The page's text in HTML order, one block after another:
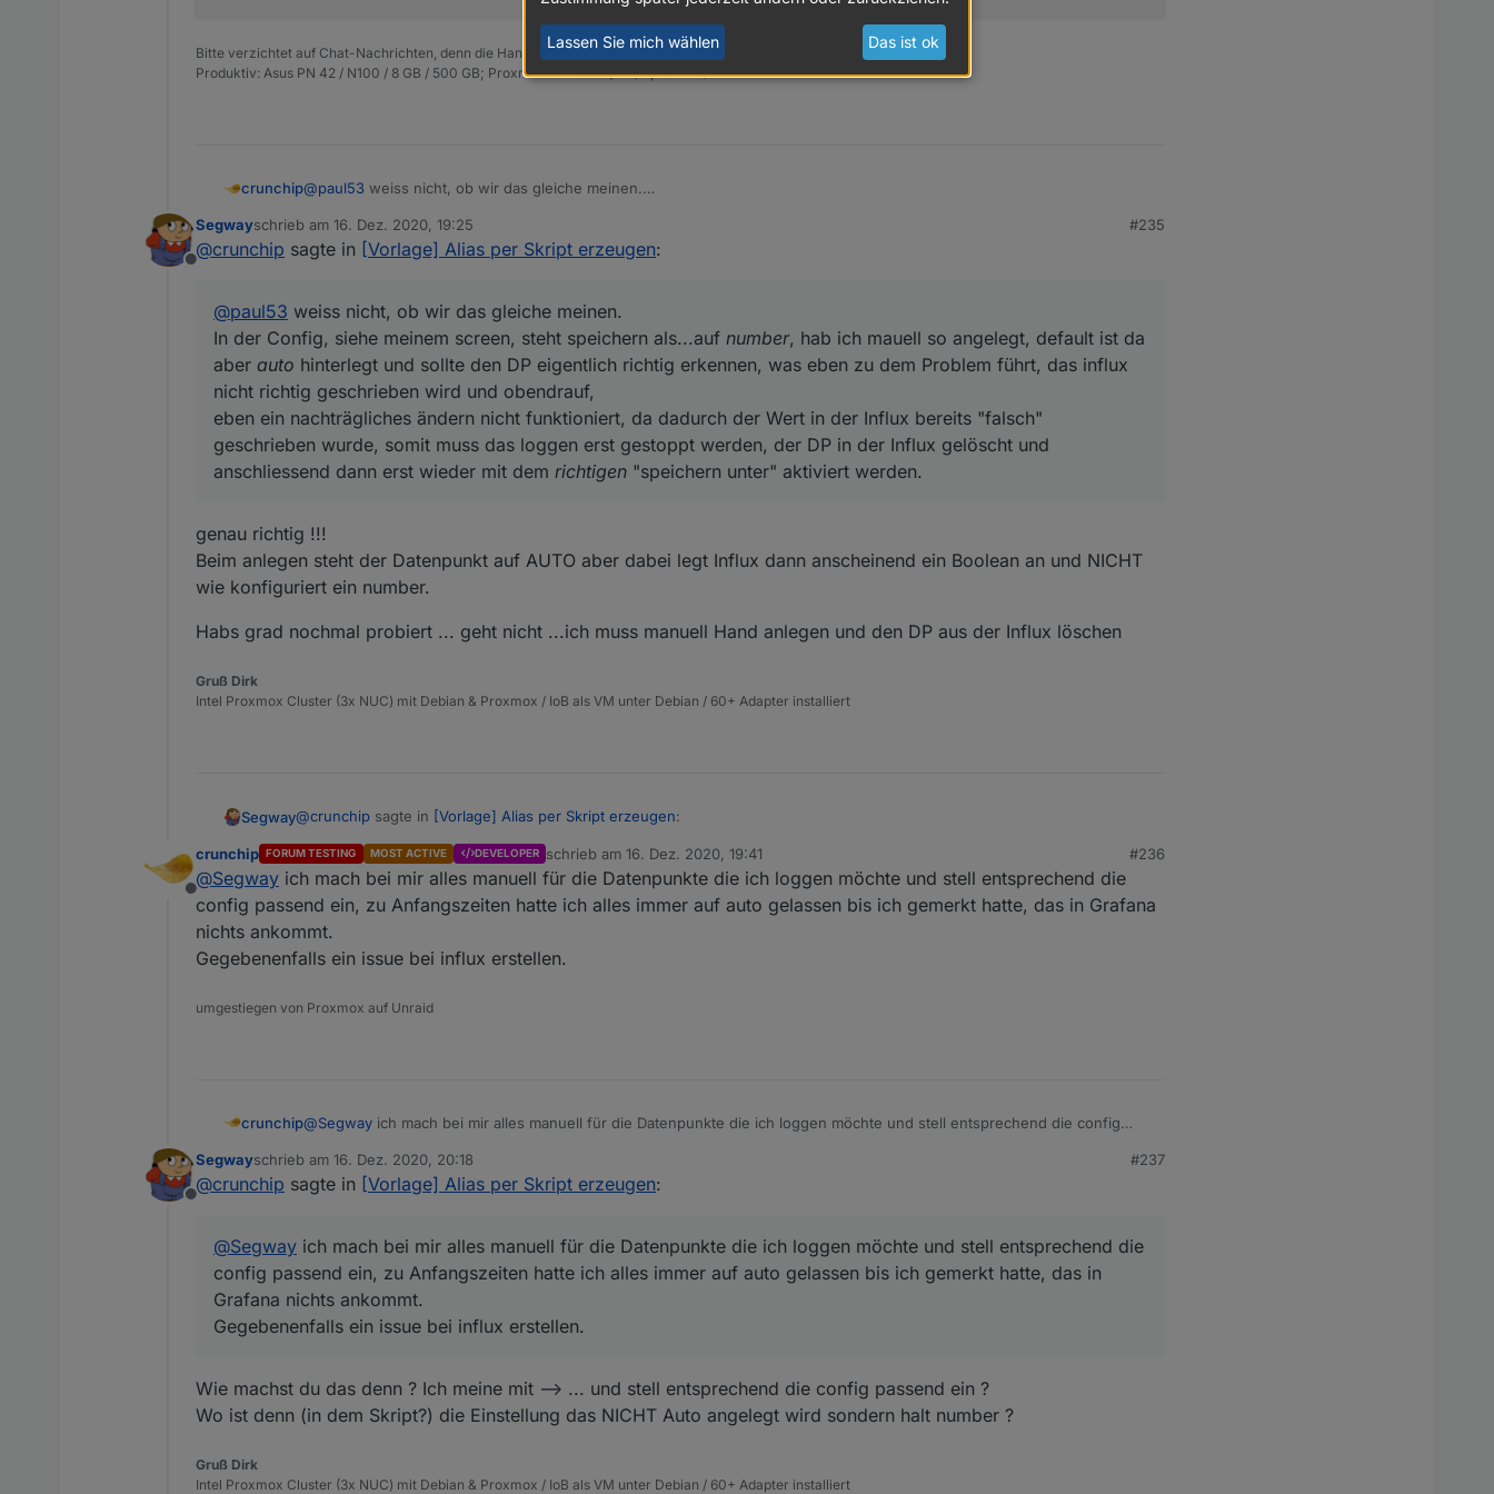
  "native": {
    "UNIT": "Wh",
    "OPERATIONS": 5,
    "FLAGS": 1,
    "DEFAULT": 0
  "user": "system.user.admin",
  "ts": 123123123,
  "_id": "hm-rpc.0.blabla.ENERGY_COUNTER",
  "acl": {
    "object": 1636,
    "owner": "system.user.admin",
    "ownerGroup": "system.group.administrator",
    "state": 1636
Bitte verzichtet auf Chat-Nachrichten, denn die Handhabung ist grauenhaft !
Produktiv: Asus PN 42 / N100 / 8 GB / 500 GB; Proxmox mit 2 VM (iob / openCCU)
crunchip@paul53 weiss nicht, ob wir das gleiche meinen.
hinterlegt und sollte den DP eigentlich richtig erkennen, was eben zu dem Problem führt, das influx nicht richtig
geschrieben wird und obendrauf,
richtigen"speichern unter" aktiviert werden.
Offline
Segwayschrieb am 16. Dez. 2020, 19:25
zuletzt editiert von
#235
@crunchip sagte in [Vorlage] Alias per Skript erzeugen:
@paul53 weiss nicht, ob wir das gleiche meinen.
In der Config, siehe meinem screen, steht speichern als...auf number, hab ich mauell so angelegt, default ist da
aber auto hinterlegt und sollte den DP eigentlich richtig erkennen, was eben zu dem Problem führt, das influx
nicht richtig geschrieben wird und obendrauf,
eben ein nachträgliches ändern nicht funktioniert, da dadurch der Wert in der Influx bereits "falsch"
geschrieben wurde, somit muss das loggen erst gestoppt werden, der DP in der Influx gelöscht und
anschliessend dann erst wieder mit dem richtigen "speichern unter" aktiviert werden.
genau richtig !!!
Beim anlegen steht der Datenpunkt auf AUTO aber dabei legt Influx dann anscheinend ein Boolean an und NICHT
wie konfiguriert ein number.
Habs grad nochmal probiert ... geht nicht ...ich muss manuell Hand anlegen und den DP aus der Influx löschen
Gruß Dirk
Intel Proxmox Cluster (3x NUC) mit Debian & Proxmox / IoB als VM unter Debian / 60+ Adapter installiert
Segway@crunchip sagte in [Vorlage] Alias per Skript erzeugen:
@paul53weiss nicht, ob wir das gleiche meinen.
In der Config, siehe meinem screen, steht speichern als...auf number, hab ich mauell so angelegt, default ist da aber
hinterlegt und sollte den DP eigentlich richtig erkennen, was eben zu dem Problem führt, das influx nicht richtig
geschrieben wird und obendrauf,
eben ein nachträgliches ändern nicht funktioniert, da dadurch der Wert in der Influx bereits "falsch" geschrieben
wieder mit demrichtigen
genau richtig !!!
Beim anlegen steht der Datenpunkt auf AUTO aber dabei legt Influx dann anscheinend ein Boolean an und NICHT wie
konfiguriert ein number.
Habs grad nochmal probiert ... geht nicht ...ich muss manuell Hand anlegen und den DP aus der Influx löschen
Offline
crunchip FORUM TESTING MOST ACTIVE DEVELOPER schrieb am 16. Dez. 2020, 19:41
zuletzt editiert von
#236
@Segway ich mach bei mir alles manuell für die Datenpunkte die ich loggen möchte und stell entsprechend die
config passend ein, zu Anfangszeiten hatte ich alles immer auf auto gelassen bis ich gemerkt hatte, das in Grafana
nichts ankommt.
Gegebenenfalls ein issue bei influx erstellen.
umgestiegen von Proxmox auf Unraid
crunchip@Segway ich mach bei mir alles manuell für die Datenpunkte die ich loggen möchte und stell entsprechend die config
ankommt.
Gegebenenfalls ein issue bei influx erstellen.
Offline
Segwayschrieb am 16. Dez. 2020, 20:18
zuletzt editiert von
#237
@crunchip sagte in [Vorlage] Alias per Skript erzeugen:
@Segway ich mach bei mir alles manuell für die Datenpunkte die ich loggen möchte und stell entsprechend die
config passend ein, zu Anfangszeiten hatte ich alles immer auf auto gelassen bis ich gemerkt hatte, das in
Grafana nichts ankommt.
Gegebenenfalls ein issue bei influx erstellen.
Wie machst du das denn ? Ich meine mit --> ... und stell entsprechend die config passend ein ?
Wo ist denn (in dem Skript?) die Einstellung das NICHT Auto angelegt wird sondern halt number ?
Gruß Dirk
Intel Proxmox Cluster (3x NUC) mit Debian & Proxmox / IoB als VM unter Debian / 60+ Adapter installiert
Lassen Sie mich wählen Das ist ok